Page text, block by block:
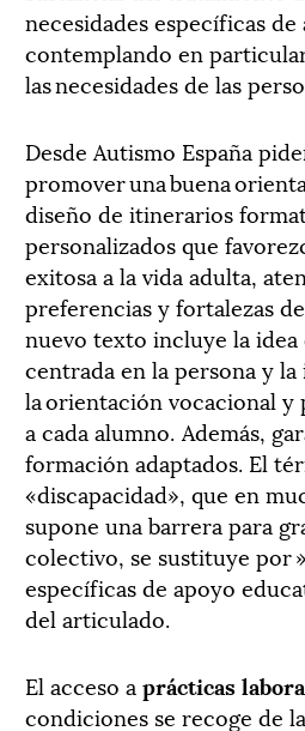
necesidades específicas
contemplando en
las necesidades de las
Desde Autismo España
promover una buena
diseño de itinerarios
personalizados que
exitosa a la vida adulta,
preferencias y fortalezas
nuevo texto incluye la
centrada en la persona y
la orientación vocacional y
a cada alumno. Además,
formación adaptados. El
«discapacidad», que en
supone una barrera para
colectivo, se sustituye por
específicas de apoyo
del articulado.
El acceso a prácticas
condiciones se recoge de